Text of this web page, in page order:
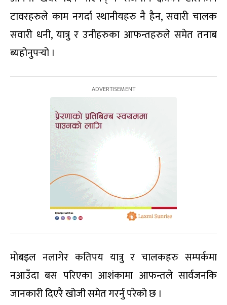
टावरहरुले काम नगर्दा स्थानीयहरु नै हैन, सवारी चालक
सवारी धनी, यात्रु र उनीहरुका आफन्तहरुले समेत तनाब
ब्यहोनुपर्‍यो ।
मोबइल नलागेर कतिपय यात्रु र चालकहरु सम्पर्कमा
नआउँदा बस परिएका आशंकामा आफन्तले सार्वजनकि
जानकारी दिएरै खोजी समेत गरर्नु परेको छ ।